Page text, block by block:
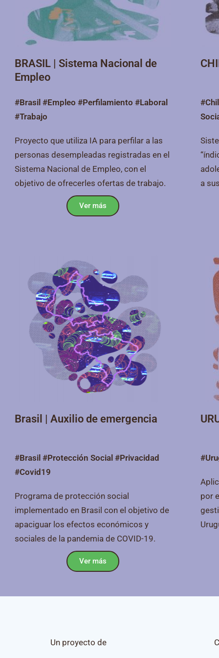
BRASIL | Sistema Nacional de
Empleo
#Brasil #Empleo #Perfilamiento #Laboral
#Trabajo
Proyecto que utiliza IA para perfilar a las
personas desempleadas registradas en el
Sistema Nacional de Empleo, con el
objetivo de ofrecerles ofertas de trabajo.
Ver más
a
Brasil | Auxilio de emergencia
#Brasil #Protección Social #Privacidad
#Covid19
Programa de protección social
implementado en Brasil con el objetivo de
apaciguar los efectos económicos y
sociales de la pandemia de COVID-19.
Ver más
por
Un proyecto de